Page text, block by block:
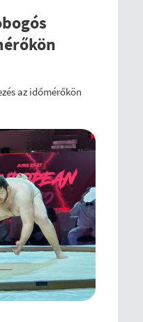
az időmérőkön